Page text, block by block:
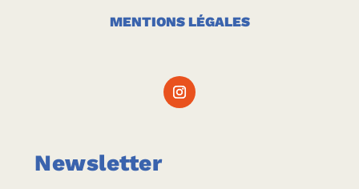
MENTIONS LÉGALES
Newsletter